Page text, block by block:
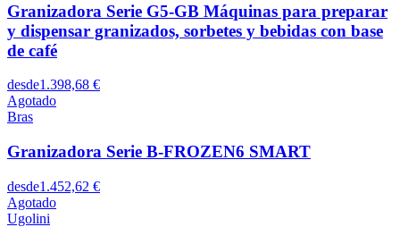
Granizadora Serie G5-GB Máquinas para preparar
y dispensar granizados, sorbetes y bebidas con base
de café
desde1.398,68 €
Agotado
Bras
Granizadora Serie B-FROZEN6 SMART
desde1.452,62 €
Agotado
Ugolini